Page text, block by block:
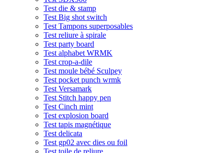
Test die & stamp
Test Big shot switch
Test Tampons superposables
Test reliure à spirale
Test party board
Test alphabet WRMK
Test crop-a-dile
Test moule bébé Sculpey
Test pocket punch wrmk
Test Versamark
Test Stitch happy pen
Test Cinch mint
Test explosion board
Test tapis magnétique
Test delicata
Test gp02 avec dies ou foil
Test toile de reliure